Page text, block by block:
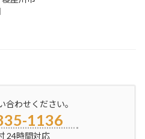
合わせください。
1136
24時間対応